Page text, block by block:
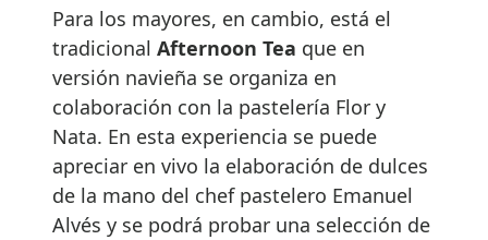
Para los mayores, en cambio, está el
tradicional Afternoon Tea que en
versión navieña se organiza en
colaboración con la pastelería Flor y
Nata. En esta experiencia se puede
apreciar en vivo la elaboración de dulces
de la mano del chef pastelero Emanuel
Alvés y se podrá probar una selección de